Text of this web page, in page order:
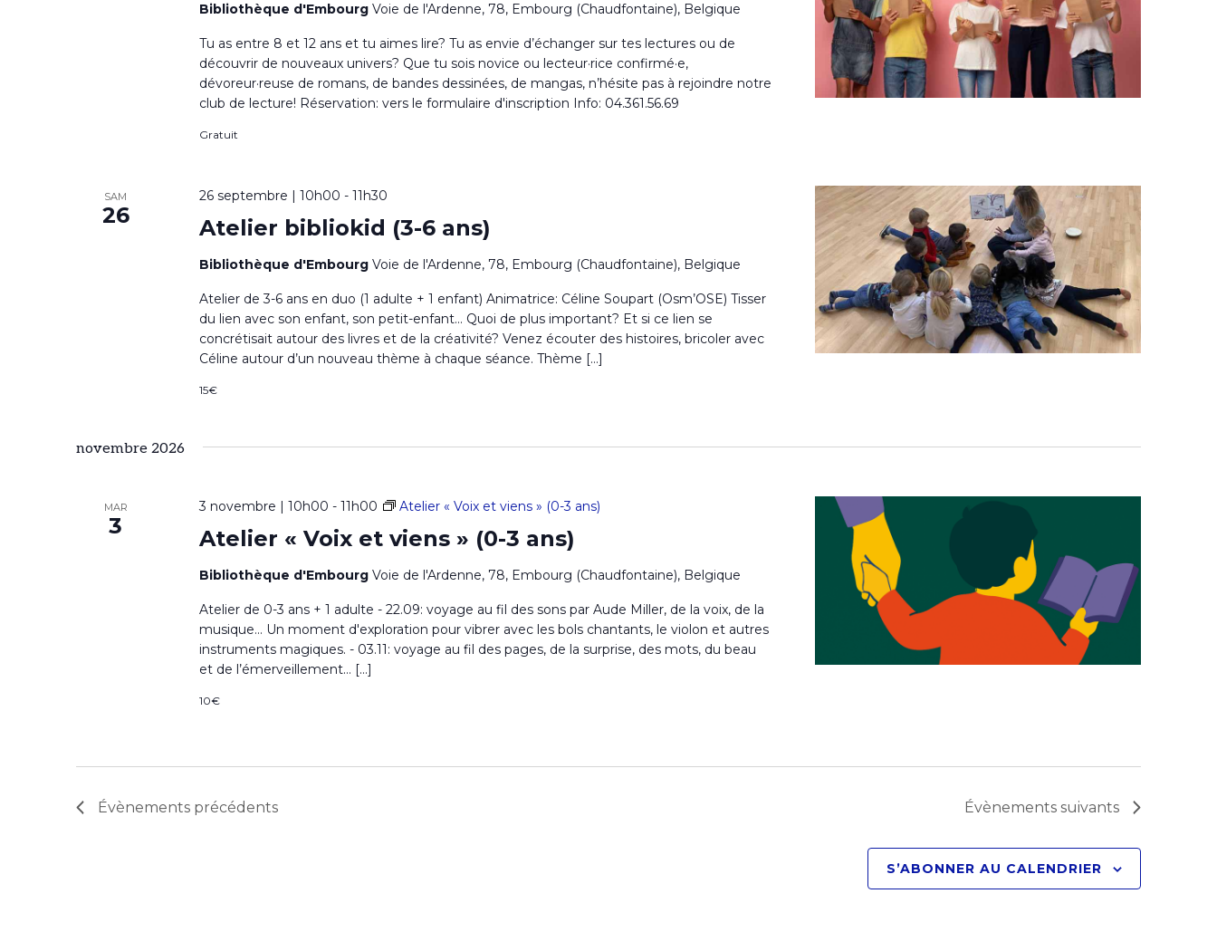
Bibliothèque d'Embourg Voie de l'Ardenne, 78, Embourg (Chaudfontaine), Belgique
Tu as entre 8 et 12 ans et tu aimes lire? Tu as envie d’échanger sur tes lectures ou de
découvrir de nouveaux univers? Que tu sois novice ou lecteur·rice confirmé·e,
dévoreur·reuse de romans, de bandes dessinées, de mangas, n’hésite pas à rejoindre notre
club de lecture! Réservation: vers le formulaire d'inscription Info: 04.361.56.69
Gratuit
SAM
26 Atelier bibliokid (3-6 ans)
26 septembre | 10h00 - 11h30
Bibliothèque d'Embourg Voie de l'Ardenne, 78, Embourg (Chaudfontaine), Belgique
Atelier de 3-6 ans en duo (1 adulte + 1 enfant) Animatrice: Céline Soupart (Osm’OSE) Tisser
du lien avec son enfant, son petit-enfant… Quoi de plus important? Et si ce lien se
concrétisait autour des livres et de la créativité? Venez écouter des histoires, bricoler avec
Céline autour d’un nouveau thème à chaque séance. Thème […]
15€
novembre 2026
MAR
3 Atelier « Voix et viens » (0-3 ans)
3 novembre | 10h00 - 11h00 Atelier « Voix et viens » (0-3 ans)
Bibliothèque d'Embourg Voie de l'Ardenne, 78, Embourg (Chaudfontaine), Belgique
Atelier de 0-3 ans + 1 adulte - 22.09: voyage au fil des sons par Aude Miller, de la voix, de la
musique… Un moment d'exploration pour vibrer avec les bols chantants, le violon et autres
instruments magiques. - 03.11: voyage au fil des pages, de la surprise, des mots, du beau
et de l’émerveillement… […]
10€
Évènements précédents Évènements suivants
S’ABONNER AU CALENDRIER